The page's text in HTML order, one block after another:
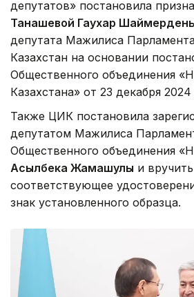
депутатов» постановила
Танашевой Гаухар
депутата Мажилиса
Казахстан на основании
Общественного объединения
Казахстана» от 23 декабря
Также ЦИК постановила
депутатом Мажилиса
Общественного объединения
Асылбека Жамашулы и вручить
соответствующее
знак установленного образца.